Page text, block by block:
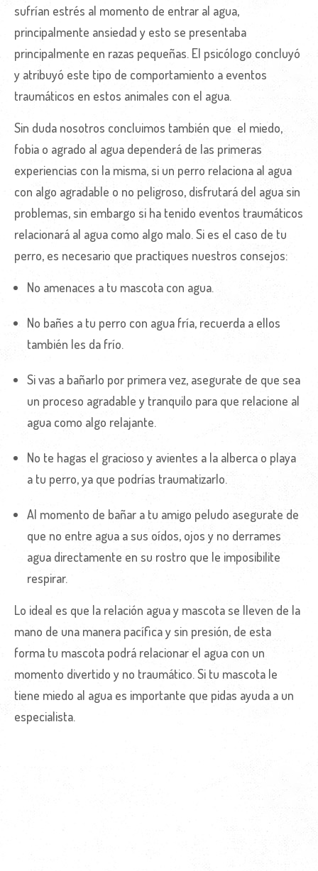
sufrían estrés al momento de entrar al agua,
principalmente ansiedad y esto se presentaba
principalmente en razas pequeñas. El psicólogo concluyó
y atribuyó este tipo de comportamiento a eventos
traumáticos en estos animales con el agua.
Sin duda nosotros concluimos también que el miedo,
fobia o agrado al agua dependerá de las primeras
experiencias con la misma, si un perro relaciona al agua
con algo agradable o no peligroso, disfrutará del agua sin
problemas, sin embargo si ha tenido eventos traumáticos
relacionará al agua como algo malo. Si es el caso de tu
perro, es necesario que practiques nuestros consejos:
No amenaces a tu mascota con agua.
No bañes a tu perro con agua fría, recuerda a ellos
también les da frío.
Si vas a bañarlo por primera vez, asegurate de que sea
un proceso agradable y tranquilo para que relacione al
agua como algo relajante.
No te hagas el gracioso y avientes a la alberca o playa
a tu perro, ya que podrías traumatizarlo.
Al momento de bañar a tu amigo peludo asegurate de
que no entre agua a sus oídos, ojos y no derrames
agua directamente en su rostro que le imposibilite
respirar.
Lo ideal es que la relación agua y mascota se lleven de la
mano de una manera pacífica y sin presión, de esta
forma tu mascota podrá relacionar el agua con un
momento divertido y no traumático. Si tu mascota le
tiene miedo al agua es importante que pidas ayuda a un
especialista.